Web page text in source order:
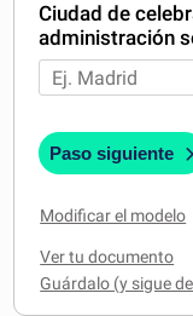
MI CUENTA
Ciudad de
administración
Paso siguiente
Modificar el modelo
Ver tu documento